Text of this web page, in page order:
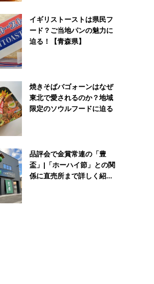
イギリストーストは県民フ
ード？ご当地パンの魅力に
迫る！【青森県】
焼きそばバゴォーンはなぜ
東北で愛されるのか？地域
限定のソウルフードに迫る
品評会で金賞常連の「豊
盃」|「ホーハイ節」との関
係に直売所まで詳しく紹...